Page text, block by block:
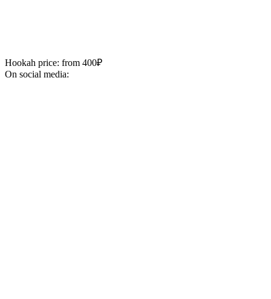
Hookah price: from 400₽
On social media: